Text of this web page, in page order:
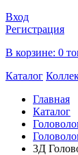
Вход
Регистрация
В корзине: 0
Каталог
Главная
Каталог
3Д